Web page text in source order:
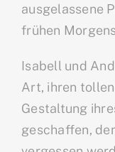
ausgelassene
frühen
Isabell und
Art, ihren
Gestaltung
geschaffen,